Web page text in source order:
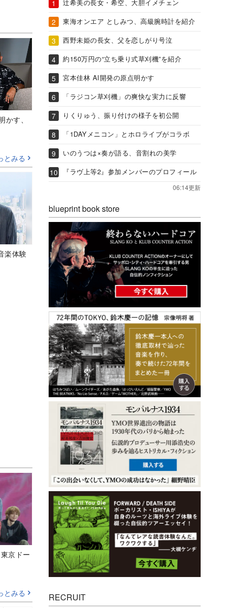
す、
とみる
楽体験
京ドー
とみる
辻希美の長女・希空、大胆イメチェン
東海オンエア としみつ、高級腕時計を紹介
西野未姫の長女、父を恋しがり号泣
約150万円の“立ち乗り式草刈機”を紹介
宮本佳林 AI開発の原点明かす
「ラジコン草刈機」の爽快な実力に反響
りくりゅう、振り付けの様子を初公開
「1DAYメニコン」とホロライブがコラボ
いのうつは×奏が語る、音割れの美学
『ラヴ上等2』参加メンバーのプロフィール
06:14更新
blueprint book store
RECRUIT